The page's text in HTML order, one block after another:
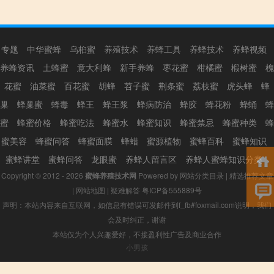
专题 中华蜜蜂 乌桕蜜 养殖技术 养蜂工具 养蜂技术
养蜂视频
养蜂资讯
土蜂蜜 意大利蜂 新手养蜂 枣花蜜 柑橘蜜 椴树蜜
槐
花蜜
油菜蜜 百花蜜 胡蜂 苕子蜜 荆条蜜 荔枝蜜 虎头蜂
蜂
巢
蜂巢蜜 蜂毒 蜂王 蜂王浆 蜂病防治 蜂胶 蜂花粉 蜂蛹
蜂
蜜
蜂蜜价格 蜂蜜吃法 蜂蜜水 蜂蜜知识 蜂蜜禁忌 蜂蜜种类
蜂
蜜美容
蜂蜜问答 蜂蜜面膜 蜂蜡 蜜源植物 蜜蜂百科
蜜蜂知识
蜜蜂讲堂
蜜蜂问答 龙眼蜜 养蜂人留言区 养蜂人蜜蜂知识分类
Copyright © 2012 - 2026 蜜蜂养殖技术网 Powered by 网站分类目录 | 精选推荐文章
| 网站地图 | 疑难解答 粤ICP备555889号
声明：本站内容来自互联网，如信息有错误可发邮件到f_fb#foxmail.com说明，我们
会及时纠正，谢谢
本站仅为个人兴趣爱好，不接盈利性广告及商业合作
小男孩